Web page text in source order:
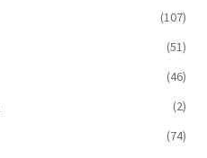
(107)
(51)
(46)
(2)
(74)